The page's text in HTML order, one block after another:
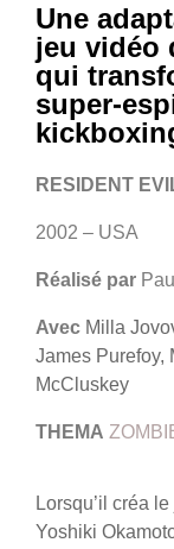
Une
jeu vidéo
qui
super-
RESIDENT
2002 – USA
Réalisé par
Avec Milla
James Purefoy,
McCluskey
THEMA
Lorsqu’il créa
Yoshiki